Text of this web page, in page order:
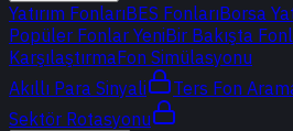
Yatırım FonlarıBES FonlarıBorsa
Popüler Fonlar YeniBir Bakışta
KarşılaştırmaFon Simülasyonu
Akıllı Para Sinyali
Ters Fon
Sektör Rotasyonu